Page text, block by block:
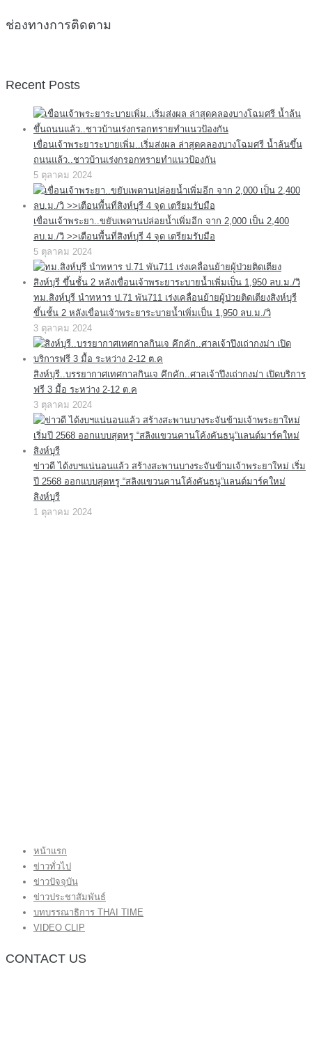
ช่องทางการติดตาม
Recent Posts
เขื่อนเจ้าพระยาระบายเพิ่ม..เริ่มส่งผล ล่าสุดคลองบางโฉมศรี น้ำล้นขึ้น
ถนนแล้ว..ชาวบ้านเร่งกรอกทรายทำแนวป้องกัน
5 ตุลาคม 2024
เขื่อนเจ้าพระยา..ขยับเพดานปล่อยน้ำเพิ่มอีก จาก 2,000 เป็น 2,400
ลบ.ม./วิ >>เตือนพื้นที่สิงห์บุรี 4 จุด เตรียมรับมือ
5 ตุลาคม 2024
ทม.สิงห์บุรี นำทหาร ป.71 พัน711 เร่งเคลื่อนย้ายผู้ป่วยติดเตียงสิงห์บุรี
ขึ้นชั้น 2 หลังเขื่อนเจ้าพระยาระบายน้ำเพิ่มเป็น 1,950 ลบ.ม./วิ
3 ตุลาคม 2024
สิงห์บุรี..บรรยากาศเทศกาลกินเจ คึกคัก..ศาลเจ้าปึงเถ่ากงม่า เปิดบริการ
ฟรี 3 มื้อ ระหว่าง 2-12 ต.ค
3 ตุลาคม 2024
ข่าวดี ได้งบฯแน่นอนแล้ว สร้างสะพานบางระจันข้ามเจ้าพระยาใหม่ เริ่ม
ปี 2568 ออกแบบสุดหรู “สลิงแขวนคานโค้งคันธนู”แลนด์มาร์คใหม่
สิงห์บุรี
1 ตุลาคม 2024
หน้าแรก
ข่าวทั่วไป
ข่าวปัจจุบัน
ข่าวประชาสัมพันธ์
บทบรรณาธิการ THAI TIME
VIDEO CLIP
CONTACT US